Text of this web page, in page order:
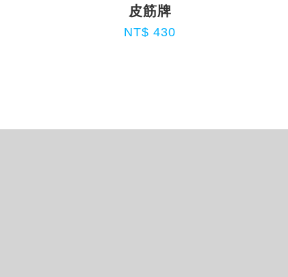
皮筋牌
NT$ 430